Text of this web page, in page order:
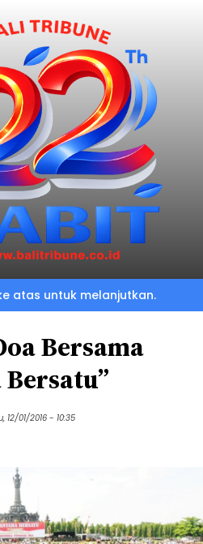
atas untuk melanjutkan.
Bersama
12/01/2016 - 10:35